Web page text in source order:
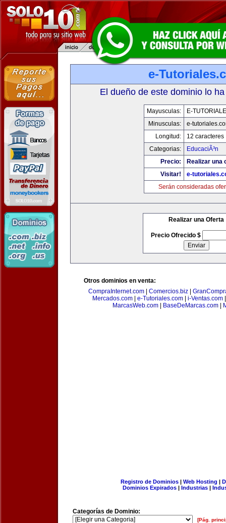
e-
El dueño de este dominio lo
Mayusculas:
E-
Minusculas:
e-
Longitud:
12 caracteres
Categorias:
EducaciÃ³n
Precio:
Realizar una
Visitar!
e-
Serán consideradas
Realizar una Oferta
Precio Ofrecido $
Otros dominios en venta:
CompraInternet.com| Comercios.biz|
Mercados.com
e-Tutoriales.com i-Ventas.com
MarcasWeb.com
BaseDeMarcas.com
Registro de Dominios| Web Hosting |
Dominios Expirados | Industrias |
Categorías de Dominio:
[Pág.